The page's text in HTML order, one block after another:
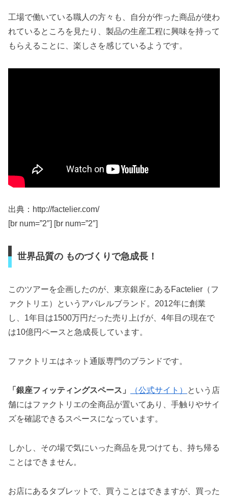
工場で働いている職人の方々も、自分が作った商品が使わ
れているところを見たり、製品の生産工程に興味を持って
もらえることに、楽しさを感じているようです。
出典：http://factelier.com/
[br num=”2″] [br num=”2″]
世界品質の ものづくりで急成長！
このツアーを企画したのが、東京銀座にあるFactelier（フ
ァクトリエ）というアパレルブランド。2012年に創業
し、1年目は1500万円だった売り上げが、4年目の現在で
は10億円ペースと急成長しています。
ファクトリエはネット通販専門のブランドです。
「銀座フィッティングスペース」 （公式サイト）
という店
舗にはファクトリエの全商品が置いてあり、手触りやサイ
ズを確認できるスペースになっています。
しかし、その場で気にいった商品を見つけても、持ち帰る
ことはできません。
お店にあるタブレットで、買うことはできますが、買った